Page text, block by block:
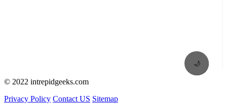
🌙
© 2022 intrepidgeeks.com
Privacy Policy Contact US Sitemap